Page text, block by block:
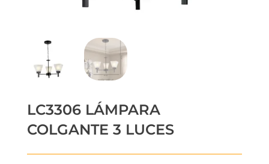
LC3306 LÁMPARA
COLGANTE 3 LUCES